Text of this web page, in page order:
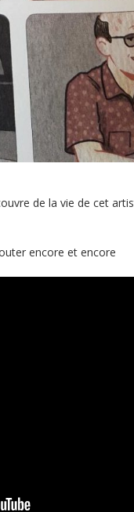
de la vie de cet
encore et encore